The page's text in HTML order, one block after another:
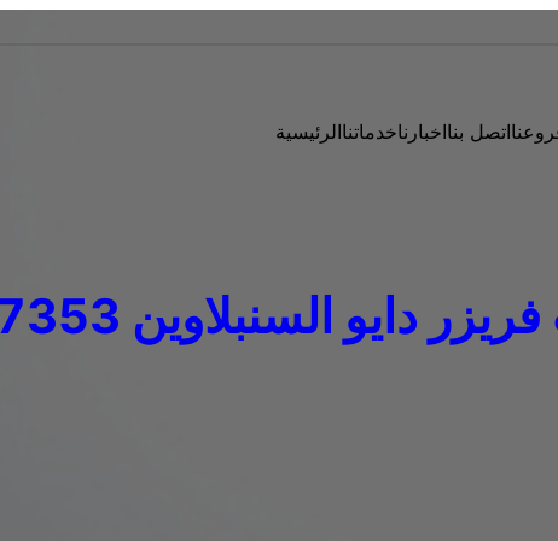
الرئيسيةخدماتنااخبارنااتصل بنا
دايو السنبلاوين 01283377353